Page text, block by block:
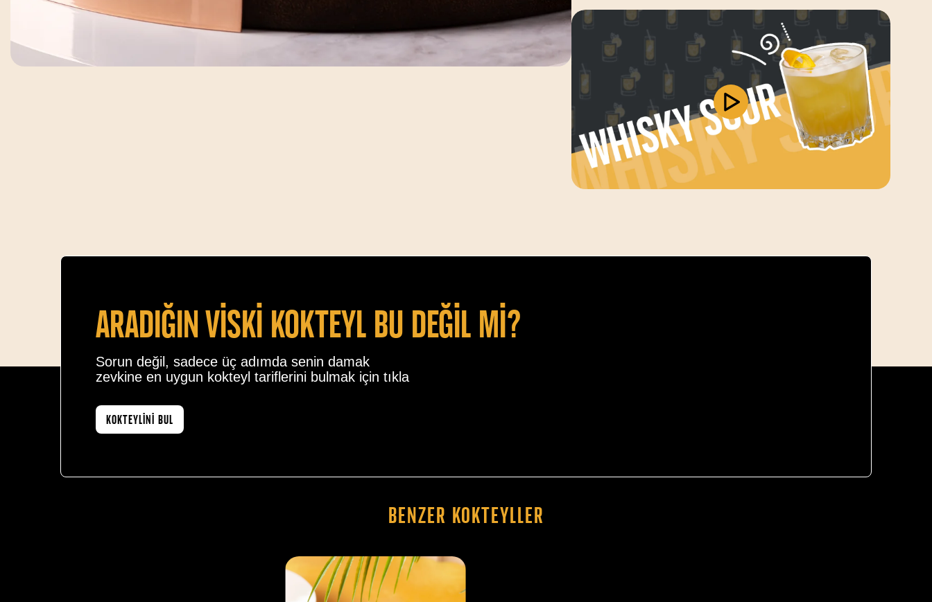
Aradiğin vİskİ kokteyl bu değİl mİ?
Sorun değil, sadece üç adımda senin damak
zevkine en uygun kokteyl tariflerini bulmak için tıkla
KOKTEYLİNİ BUL
Benzer Kokteyller